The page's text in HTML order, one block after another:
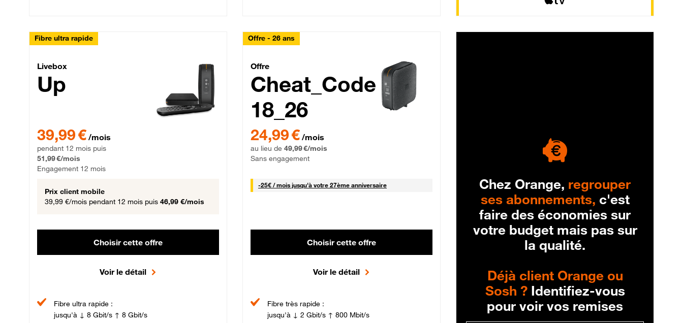
Fibre ultra rapide
Livebox Up Fibre
Livebox
Up
39,99 € /mois
pendant 12 mois puis
51,99 €/mois
Engagement 12 mois
Prix client mobile
39,99 €/mois pendant 12 mois puis 46,99 €/mois
Choisir cette offre
Voir le détail
Fibre ultra rapide :
jusqu'à ↓ 8 Gbit/s ↑ 8 Gbit/s
Offre - 26 ans
Cheat_Code Fibre_18_26
Offre
Cheat_Code
18_26
24,99 € /mois
au lieu de 49,99 €/mois
Sans engagement
-25€ / mois25 € par mois
jusqu'à votre 27ème anniversaire
Choisir cette offre
Voir le détail
Fibre très rapide :
jusqu'à ↓ 2 Gbit/s ↑ 800 Mbit/s
Chez Orange, regrouper
ses abonnements, c'est
faire des économies sur
votre budget mais pas sur
la qualité.
Déjà client Orange ou
Sosh ?Identifiez-vous
pour voir vos remises